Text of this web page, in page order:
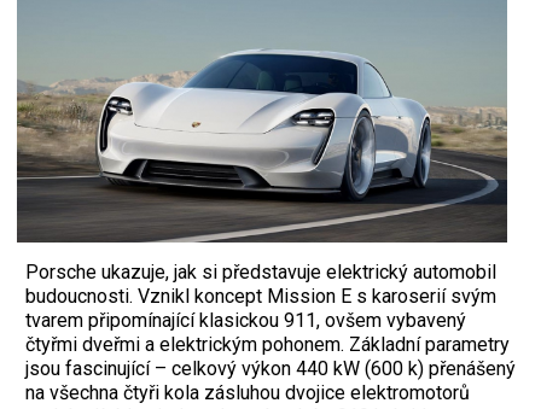
Porsche ukazuje, jak si představuje elektrický automobil
budoucnosti. Vznikl koncept Mission E s karoserií svým
tvarem připomínající klasickou 911, ovšem vybavený
čtyřmi dveřmi a elektrickým pohonem. Základní parametry
jsou fascinující – celkový výkon 440 kW (600 k) přenášený
na všechna čtyři kola zásluhou dvojice elektromotorů